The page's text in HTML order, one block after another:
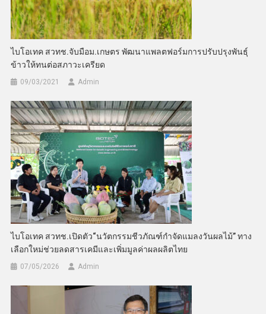
ไบโอเทค สวทช.จับมือม.เกษตร พัฒนาแพลตฟอร์มการปรับปรุงพันธุ์
ข้าวให้ทนต่อสภาวะเครียด
09/03/2021 Admin
ไบโอเทค สวทช.เปิดตัว“นวัตกรรมชีวภัณฑ์กำจัดแมลงวันผลไม้” ทาง
เลือกใหม่ช่วยลดสารเคมีและเพิ่มมูลค่าผลผลิตไทย
07/05/2026 Admin